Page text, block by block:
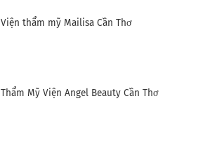
Viện thẩm mỹ Mailisa Cần Thơ
Thẩm Mỹ Viện Angel Beauty Cần Thơ